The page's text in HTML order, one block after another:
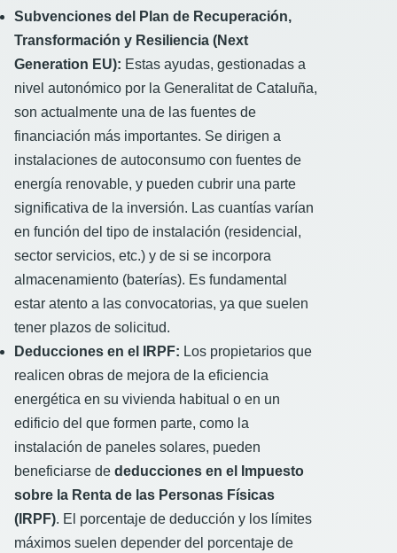
Subvenciones del Plan de Recuperación,
Transformación y Resiliencia (Next
Generation EU): Estas ayudas, gestionadas a
nivel autonómico por la Generalitat de Cataluña,
son actualmente una de las fuentes de
financiación más importantes. Se dirigen a
instalaciones de autoconsumo con fuentes de
energía renovable, y pueden cubrir una parte
significativa de la inversión. Las cuantías varían
en función del tipo de instalación (residencial,
sector servicios, etc.) y de si se incorpora
almacenamiento (baterías). Es fundamental
estar atento a las convocatorias, ya que suelen
tener plazos de solicitud.
Deducciones en el IRPF: Los propietarios que
realicen obras de mejora de la eficiencia
energética en su vivienda habitual o en un
edificio del que formen parte, como la
instalación de paneles solares, pueden
beneficiarse de deducciones en el Impuesto
sobre la Renta de las Personas Físicas
(IRPF). El porcentaje de deducción y los límites
máximos suelen depender del porcentaje de